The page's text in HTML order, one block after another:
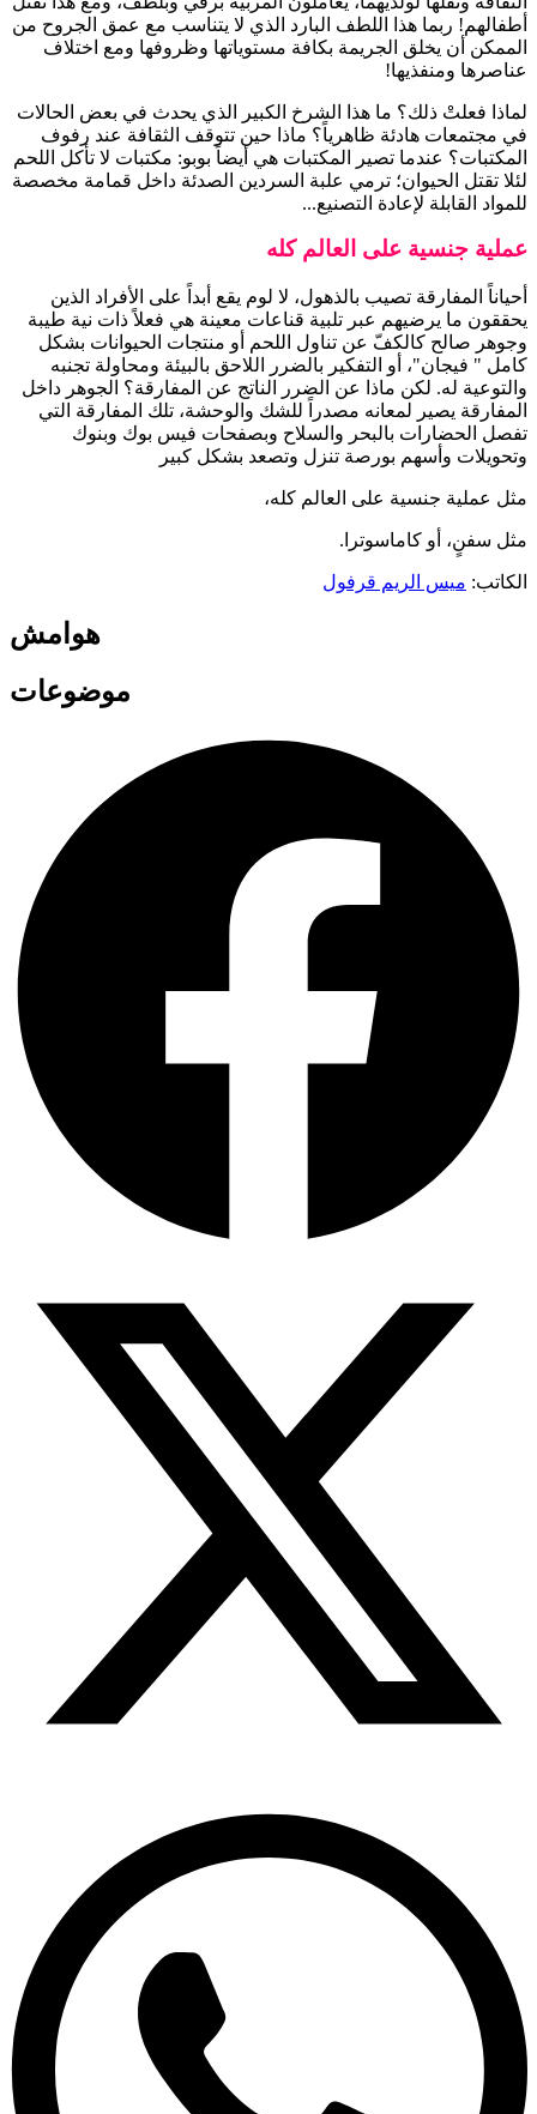
أطفالهم! ربما هذا اللطف البارد الذي لا يتناسب مع عمق الجروح من
الممكن أن يخلق الجريمة بكافة مستوياتها وظروفها ومع اختلاف
عناصرها ومنفذيها!
لماذا فعلتْ ذلك؟ ما هذا الشرخ الكبير الذي يحدث في بعض الحالات
في مجتمعات هادئة ظاهرياً؟ ماذا حين تتوقف الثقافة عند رفوف
المكتبات؟ عندما تصير المكتبات هي أيضاً بوبو: مكتبات لا تأكل اللحم
لئلا تقتل الحيوان؛ ترمي علبة السردين الصدئة داخل قمامة مخصصة
للمواد القابلة لإعادة التصنيع...
عملية جنسية على العالم كله
أحياناً المفارقة تصيب بالذهول، لا لوم يقع أبداً على الأفراد الذين
يحققون ما يرضيهم عبر تلبية قناعات معينة هي فعلاً ذات نية طيبة
وجوهر صالح كالكفّ عن تناول اللحم أو منتجات الحيوانات بشكل
كامل " فيجان"، أو التفكير بالضرر اللاحق بالبيئة ومحاولة تجنبه
والتوعية له. لكن ماذا عن الضرر الناتج عن المفارقة؟ الجوهر داخل
المفارقة يصير لمعانه مصدراً للشك والوحشة، تلك المفارقة التي
تفصل الحضارات بالبحر والسلاح وبصفحات فيس بوك وبنوك
وتحويلات وأسهم بورصة تنزل وتصعد بشكل كبير
مثل عملية جنسية على العالم كله،
مثل سفنٍ، أو كاماسوترا.
الكاتب: ميس الريم قرفول
هوامش
موضوعات